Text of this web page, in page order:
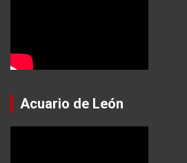
Acuario de León